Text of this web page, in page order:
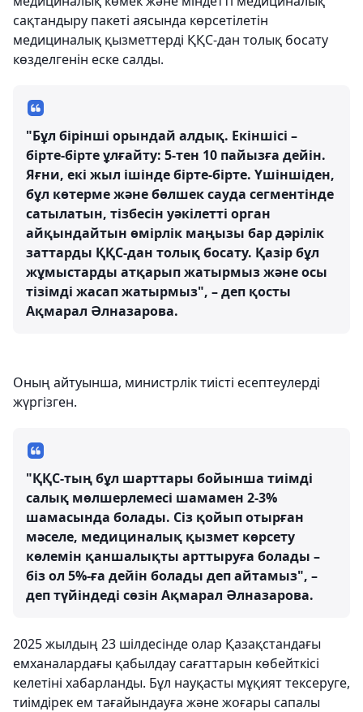
сақтандыру пакеті аясында көрсетілетін
медициналық қызметтерді ҚҚС-дан толық босату
көзделгенін еске салды.
"Бұл бірінші орындай алдық. Екіншісі –
бірте-бірте ұлғайту: 5-тен 10 пайызға дейін.
Яғни, екі жыл ішінде бірте-бірте. Үшіншіден,
бұл көтерме және бөлшек сауда сегментінде
сатылатын, тізбесін уәкілетті орган
айқындайтын өмірлік маңызы бар дәрілік
заттарды ҚҚС-дан толық босату. Қазір бұл
жұмыстарды атқарып жатырмыз және осы
тізімді жасап жатырмыз", – деп қосты
Ақмарал Әлназарова.
Оның айтуынша, министрлік тиісті есептеулерді
жүргізген.
"ҚҚС-тың бұл шарттары бойынша тиімді
салық мөлшерлемесі шамамен 2-3%
шамасында болады. Сіз қойып отырған
мәселе, медициналық қызмет көрсету
көлемін қаншалықты арттыруға болады –
біз ол 5%-ға дейін болады деп айтамыз", –
деп түйіндеді сөзін Ақмарал Әлназарова.
2025 жылдың 23 шілдесінде олар Қазақстандағы
емханалардағы қабылдау сағаттарын көбейткісі
келетіні хабарланды. Бұл науқасты мұқият тексеруге,
тиімдірек ем тағайындауға және жоғары сапалы